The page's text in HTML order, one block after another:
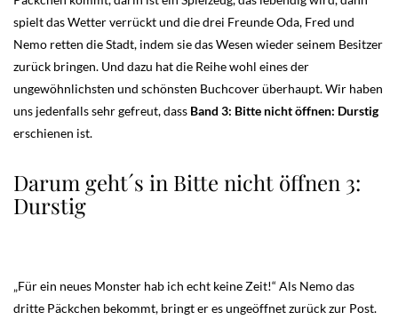
spielt das Wetter verrückt und die drei Freunde Oda, Fred und
Nemo retten die Stadt, indem sie das Wesen wieder seinem Besitzer
zurück bringen. Und dazu hat die Reihe wohl eines der
ungewöhnlichsten und schönsten Buchcover überhaupt. Wir haben
uns jedenfalls sehr gefreut, dass Band 3: Bitte nicht öffnen: Durstig
erschienen ist.
Darum geht´s in Bitte nicht öffnen 3:
Durstig
„Für ein neues Monster hab ich echt keine Zeit!“ Als Nemo das
dritte Päckchen bekommt, bringt er es ungeöffnet zurück zur Post.